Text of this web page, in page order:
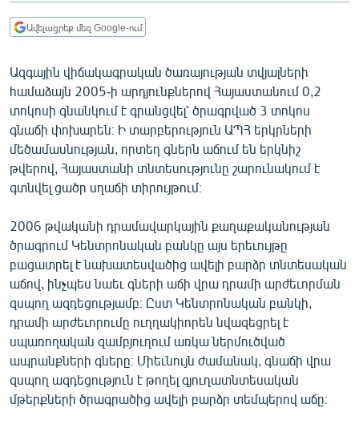
ՀԱՍԱՐԱԿՈՒԹՅՈՒՆ
ՂԱՐԱԲԱՂ
ՊԱՏԵՐԱԶՄԻ 6 ՇԱԲԱԹՆԵՐԸ
ՏԱՐԱԾԱՇՐՋԱՆ
ՄԻՋԱԶԳԱՅԻՆ
ՄՇԱԿՈՒՅԹ
ՍՊՈՐՏ
ՄԵԿՆԱԲԱՆՈՒԹՅՈՒՆ
ՏՏ ԵՒ ԻՆՏԵՐՆԵՏ
ԿՈՐՈՆԱՎԻՐՈՒՍ
ԱՐԽԻՎ
ՏԵՍԱՆՅՈՒԹԵՐ
ԲԱՆԱՎԵՃ
Ավելացրեք մեզ Google-ում
Ազգային վիճակագրական ծառայության տվյալների
համաձայն 2005-ի արդյունքներով Հայաստանում 0,2
տոկոսի գնանկում է գրանցվել՝ ծրագրված 3 տոկոս
գնաճի փոխարեն։ Ի տարբերություն ԱՊՀ երկրների
մեծամասնության, որտեղ գներն աճում են երկնիշ
թվերով, Հայաստանի տնտեսությունը շարունակում է
գտնվել ցածր սղաճի տիրույթում։
2006 թվականի դրամավարկային քաղաքականության
ծրագրում Կենտրոնական բանկը այս երեւույթը
բացատրել է նախատեսվածից ավելի բարձր տնտեսական
աճով, ինչպես նաեւ գների աճի վրա դրամի արժեւորման
զսպող ազդեցությամբ։ Ըստ Կենտրոնական բանկի,
դրամի արժեւորումը ուղղակիորեն նվազեցրել է
սպառողական զամբյուղում առկա ներմուծված
ապրանքների գները։ Միեւնույն ժամանակ, գնաճի վրա
զսպող ազդեցություն է թողել գյուղատնտեսական
մթերքների ծրագրածից ավելի բարձր տեմպերով աճը։